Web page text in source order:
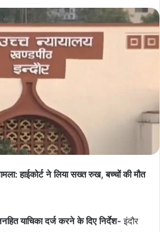
हाईकोर्ट ने लिया सख्त रुख, बच्चों की मौत
याचिका दर्ज करने के दिए निर्देश-इंदौर